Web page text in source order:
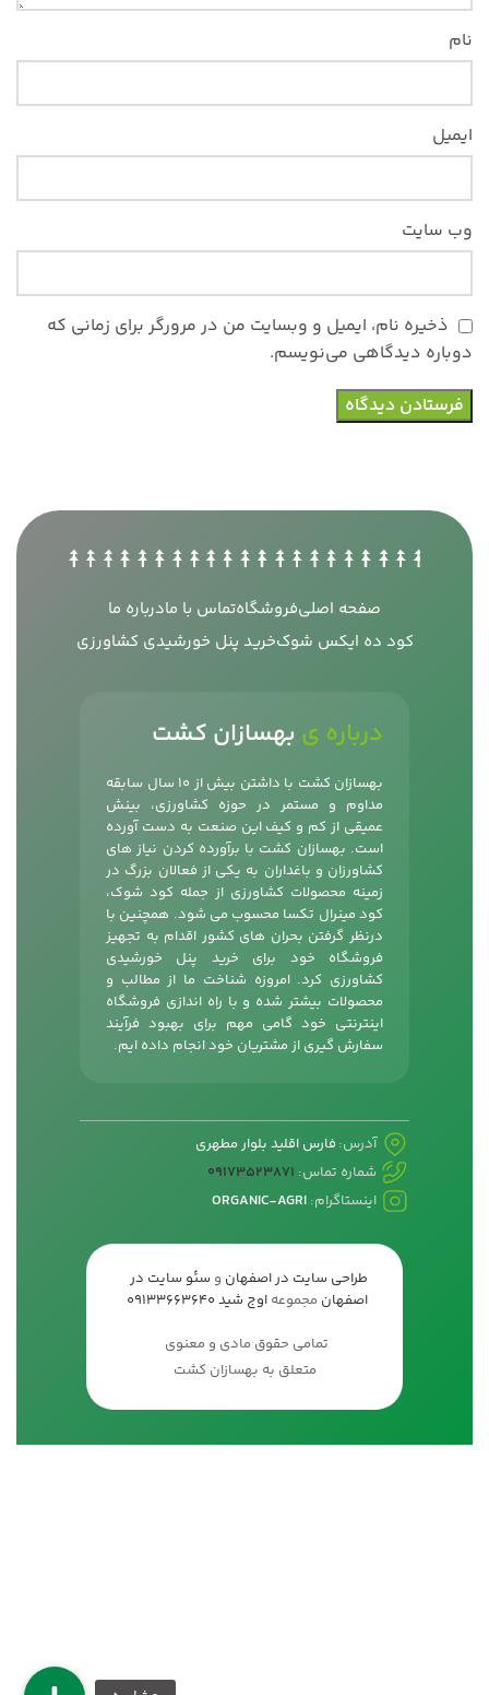
نام
ایمیل
وب‌ سایت
ذخیره نام، ایمیل و وبسایت من در مرورگر برای زمانی که
دوباره دیدگاهی می‌نویسم.
صفحه اصلیفروشگاهتماس با مادرباره ما
کود ده ایکس شوکخرید پنل خورشیدی کشاورزی
درباره ی بهسازان کشت
بهسازان کشت با داشتن بیش از 10 سال سابقه
مداوم و مستمر در حوزه کشاورزی، بینش
عمیقی از کم و کیف این صنعت به دست آورده
است. بهسازان کشت با برآورده کردن نیاز های
کشاورزان و باغداران به یکی از فعالان بزرگ در
زمینه محصولات کشاورزی از جمله کود شوک،
کود مینرال تکسا محسوب می شود. همچنین با
درنظر گرفتن بحران های کشور اقدام به تجهیز
فروشگاه خود برای خرید پنل خورشیدی
کشاورزی کرد. امروزه شناخت ما از مطالب و
محصولات بیشتر شده و با راه اندازی فروشگاه
اینترنتی خود گامی مهم برای بهبود فرآیند
سفارش گیری از مشتریان خود انجام داده ایم.
آدرس: فارس اقلید بلوار مطهری
شماره تماس: 09173523871
اینستاگرام:ORGANIC-AGRI
طراحی سایت در اصفهان و سئو سایت در
اصفهان مجموعه اوج شید 09133663640
تمامی حقوق مادی و معنوی
متعلق به بهسازان کشت